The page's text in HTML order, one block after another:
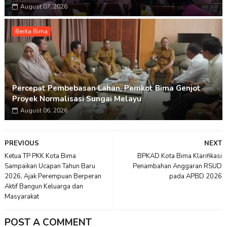
August 07, 2026
Berita Bima
Percepat Pembebasan Lahan, Pemkot Bima Genjot
Proyek Normalisasi Sungai Melayu
August 06, 2026
NEXT
BPKAD Kota Bima Klarifikasi
Penambahan Anggaran RSUD
pada APBD 2026
PREVIOUS
Ketua TP PKK Kota Bima
Sampaikan Ucapan Tahun Baru
2026, Ajak Perempuan Berperan
Aktif Bangun Keluarga dan
Masyarakat
POST A COMMENT